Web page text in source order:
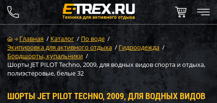
Главная / Каталог / По воде /
Экипировка для активного отдыха / Гидроодежда /
Бордшорты, купальники /
Шорты JET PILOT Techno, 2009, для водных видов спорта и отдыха,
полиэстеровые, белые 32
ШОРТЫ JET PILOT TECHNO, 2009, ДЛЯ ВОДНЫХ ВИДОВ